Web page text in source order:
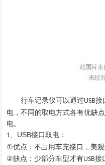
行车记录仪可以通过USB接
电，不同的取电方式各有优缺
电。
1、 USB接口取电：
①优点：不占用车充接口 ，美观
②缺点 ：少部分车型才有USB接